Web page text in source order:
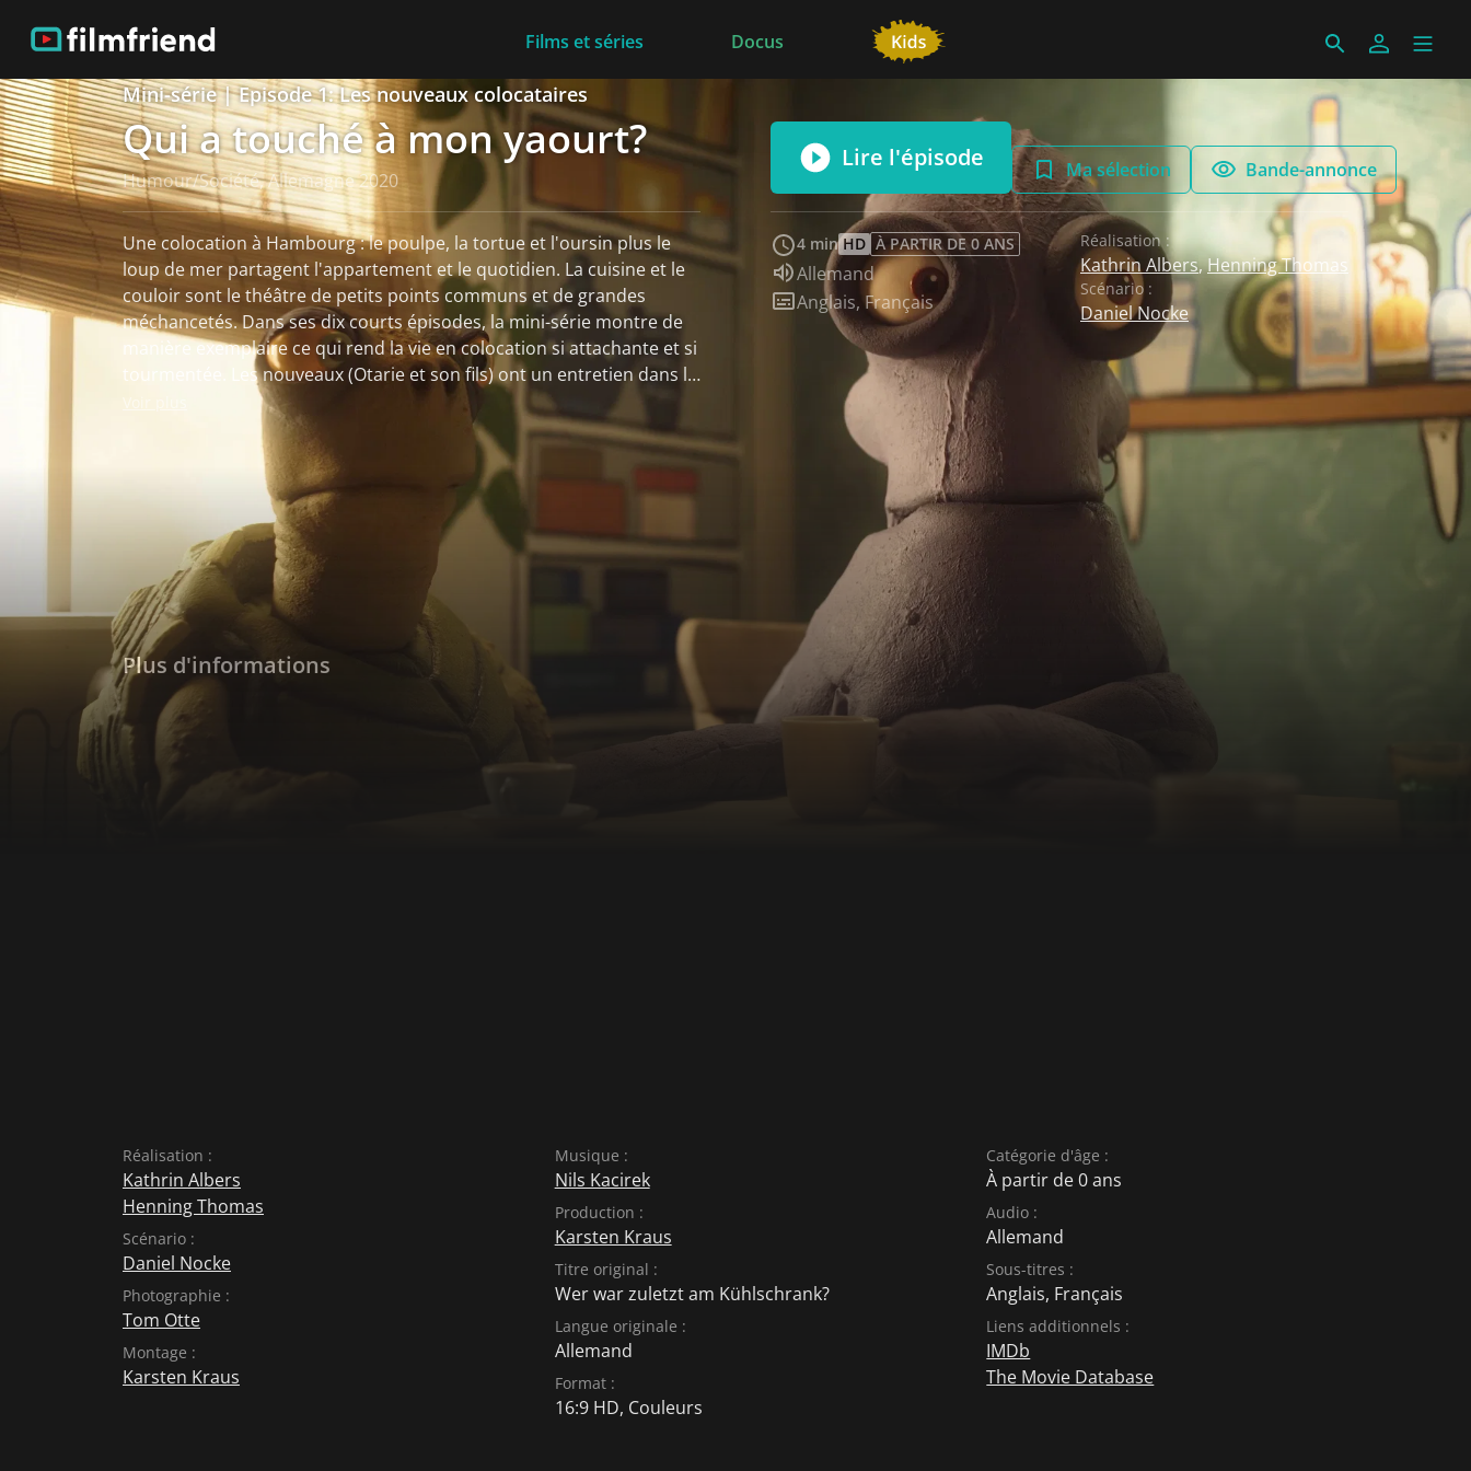
Films et séries Docus
Mini-série | Episode 1: Les nouveaux colocataires
Qui a touché à mon yaourt?
Humour/Société, Allemagne 2020
Lire l'épisode Ma sélection Bande-annonce
Une colocation à Hambourg : le poulpe, la tortue et l'oursin plus le
loup de mer partagent l'appartement et le quotidien. La cuisine et le
couloir sont le théâtre de petits points communs et de grandes
méchancetés. Dans ses dix courts épisodes, la mini-série montre de
manière exemplaire ce qui rend la vie en colocation si attachante et si
tourmentée. Les nouveaux (Otarie et son fils) ont un entretien dans la
colocation de Tortue et Poulpe.
4 min HD À PARTIR DE 0 ANS
Audio :
Allemand
Sous-titres :
Anglais,Français
Réalisation :
Kathrin Albers,Henning Thomas
Scénario :
Daniel Nocke
Plus d'informations
Réalisation :
Kathrin Albers
Henning Thomas
Scénario :
Daniel Nocke
Photographie :
Tom Otte
Montage :
Karsten Kraus
Musique :
Nils Kacirek
Production :
Karsten Kraus
Titre original :
Wer war zuletzt am Kühlschrank?
Langue originale :
Allemand
Format :
16:9 HD, Couleurs
Catégorie d'âge :
À partir de 0 ans
Audio :
Allemand
Sous-titres :
Anglais, Français
Liens additionnels :
IMDb
The Movie Database